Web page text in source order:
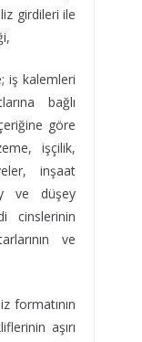
girdileri ile
iş kalemleri
bağlı
göre
işçilik,
inşaat
ve düşey
cinslerinin
ve
formatının
aşırı